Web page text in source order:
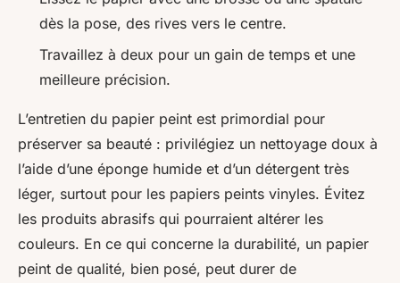
dès la pose, des rives vers le centre.
Travaillez à deux pour un gain de temps et une
meilleure précision.
L’entretien du papier peint est primordial pour
préserver sa beauté : privilégiez un nettoyage doux à
l’aide d’une éponge humide et d’un détergent très
léger, surtout pour les papiers peints vinyles. Évitez
les produits abrasifs qui pourraient altérer les
couleurs. En ce qui concerne la durabilité, un papier
peint de qualité, bien posé, peut durer de